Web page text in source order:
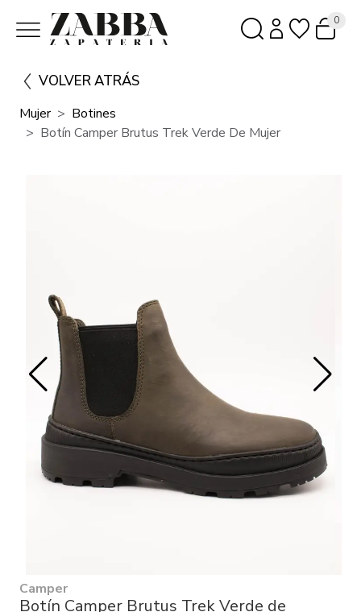
0
VOLVER ATRÁS
Mujer
Botines
Botín Camper Brutus Trek Verde De Mujer
Camper
Botín Camper Brutus Trek Verde de